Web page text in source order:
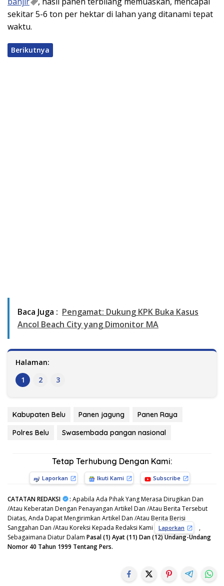
sekitar 5-6 ton per hektar di lahan yang ditanami tepat
waktu.
Berikutnya
Baca Juga : Pengamat: Dukung KPK Buka Kasus
Ancol Beach City yang Dimonitor MA
Halaman:
1
2 3
Kabupaten Belu Panen jagung
Panen Raya
Polres Belu
Swasembada pangan nasional
Tetap Terhubung Dengan Kami:
Laporkan Ikuti Kami Subscribe
CATATAN REDAKSI : Apabila Ada Pihak Yang Merasa Dirugikan Dan
/Atau Keberatan Dengan Penayangan Artikel Dan /Atau Berita Tersebut
Diatas, Anda Dapat Mengirimkan Artikel Dan /Atau Berita Berisi
Sanggahan Dan /Atau Koreksi Kepada Redaksi Kami
Laporkan
,
Sebagaimana Diatur Dalam Pasal (1) Ayat (11) Dan (12) Undang-Undang
Nomor 40 Tahun 1999 Tentang Pers.